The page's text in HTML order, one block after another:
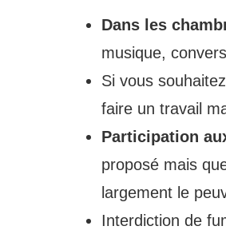
Dans les
musique,
Si vous
faire un travail
Participation
proposé mais
largement le
Interdiction de